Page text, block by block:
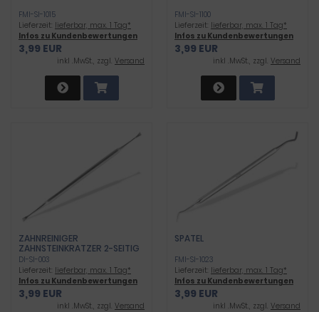
FMI-SI-1015
Lieferzeit: lieferbar, max. 1 Tag*
Infos zu Kundenbewertungen
3,99 EUR
inkl .MwSt., zzgl. Versand
FMI-SI-1100
Lieferzeit: lieferbar, max. 1 Tag*
Infos zu Kundenbewertungen
3,99 EUR
inkl .MwSt., zzgl. Versand
ZAHNREINIGER
ZAHNSTEINKRATZER 2-SEITIG
DI-SI-003
Lieferzeit: lieferbar, max. 1 Tag*
Infos zu Kundenbewertungen
3,99 EUR
inkl .MwSt., zzgl. Versand
SPATEL
FMI-SI-1023
Lieferzeit: lieferbar, max. 1 Tag*
Infos zu Kundenbewertungen
3,99 EUR
inkl .MwSt., zzgl. Versand